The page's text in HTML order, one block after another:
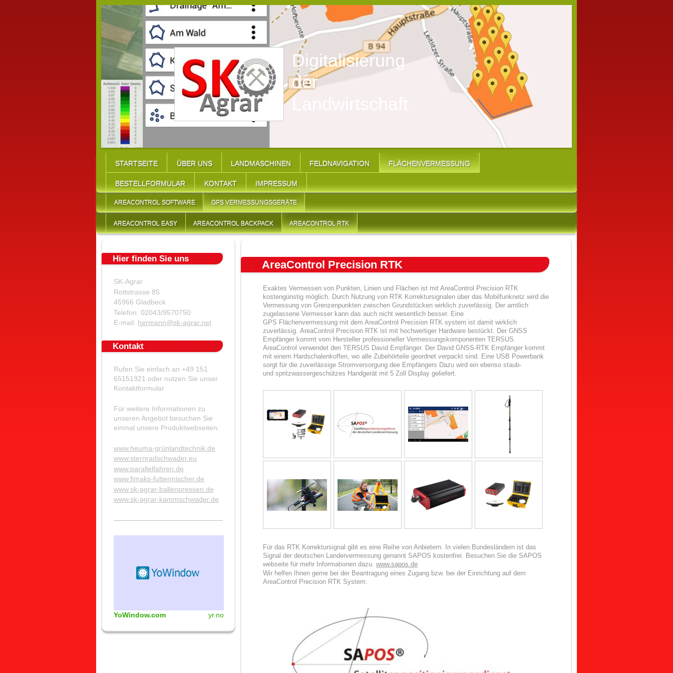
Digitalisierung
der
Landwirtschaft
STARTSEITE ÜBER UNS LANDMASCHINEN FELDNAVIGATION FLÄCHENVERMESSUNG
BESTELLFORMULAR KONTAKT IMPRESSUM
AREACONTROL SOFTWARE GPS VERMESSUNGSGERÄTE
AREACONTROL EASY AREACONTROL BACKPACK AREACONTROL RTK
AreaControl Precision RTK
Exaktes Vermessen von Punkten, Linien und Flächen ist mit AreaControl Precision RTK
kostengünstig möglich. Durch Nutzung von RTK Korrektursignalen über das Mobilfunknetz wird die
Vermessung von Grenzenpunkten zwischen Grundstücken wirklich zuverlässig. Der amtlich
zugelassene Vermesser kann das auch nicht wesentlich besser. Eine
GPS Flächenvermessung mit dem AreaControl Precision RTK system ist damit wirklich
zuverlässig. AreaControl Precision RTK ist mit hochwertiger Hardware bestückt. Der GNSS
Empfänger kommt vom Hersteller professioneller Vermessungskomponenten TERSUS.
AreaControl verwendet den TERSUS David Empfänger. Der David GNSS-RTK Empfänger kommt
mit einem Hardschalenkoffen, wo alle Zubehörteile geordnet verpackt sind. Eine USB Powerbank
sorgt für die zuverlässige Stromversorgung dee Empfängers Dazu wird ein ebenso staub-
und spritzwassergeschützes Handgerät mit 5 Zoll Display geliefert.
Für das RTK Korrektursignal gibt es eine Reihe von Anbietern. In vielen Bundesländern ist das
Signal der deutschen Landervermessung genannt SAPOS kostenfrei. Besuchen Sie die SAPOS
webseite für mehr Informationen dazu. www.sapos.de
Wir helfen Ihnen gerne bei der Beantragung eines Zugang bzw. bei der Einrichtung auf dem
AreaControl Precision RTK System.
Hier finden Sie uns
SK-Agrar
Rottstrasse 85
45966 Gladbeck
Telefon: 02043/9570750
E-mail: hermann@sk-agrar.net
Kontakt
Rufen Sie einfach an +49 151
65151921 oder nutzen Sie unser
Kontaktformular
Für weitere Informationen zu
unseren Angebot besuchen Sie
einmal unsere Produktwebseiten:
www.heuma-grünlandtechnik.de
www.sternradschwader.eu
www.parallelfahren.de
www.fimaks-futtermischer.de
www.sk-agrar-ballenpressen.de
www.sk-agrar-kammschwader.de
YoWindow.com yr.no